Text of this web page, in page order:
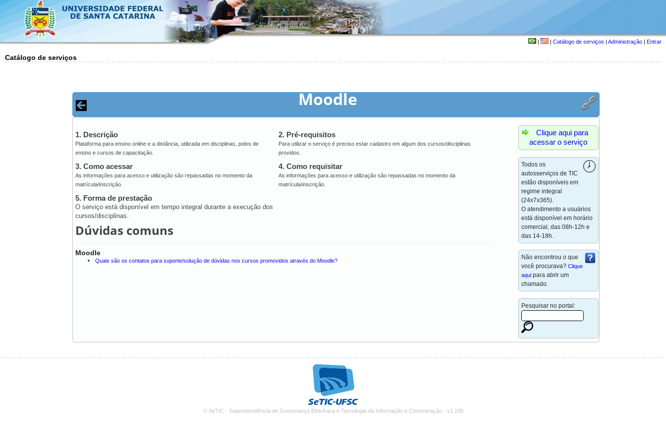
| | Catálogo de serviços | Administração | Entrar
Catálogo de serviços
Moodle
Clique aqui para
acessar o serviço
Todos os
autosserviços de TIC
estão disponíveis em
regime integral
(24x7x365).
O atendimento a usuários
está disponível em horário
comercial, das 08h-12h e
das 14-18h.
Não encontrou o que
você procurava? Clique
aquipara abrir um
chamado.
Pesquisar no portal:
1. Descrição
Plataforma para ensinoonline e a distância, utilizada em disciplinas, polos de
ensino e cursos de capacitação.
2. Pré-requisitos
Para utilizar o serviço é preciso estar cadastro em algum dos cursos/disciplinas
providos.
3. Como acessar
As informações para acesso e utilização são repassadas no momento da
matrícula/inscrição.
4. Como requisitar
As informações para acesso e utilização são repassadas no momento da
matrícula/inscrição.
5. Forma de prestação
O serviço está disponível em tempo integral durante a execução dos
cursos/disciplinas.
Dúvidas comuns
Moodle
Quais são os contatos para suporte/solução de dúvidas nos cursos promovidos através do Moodle?
© SeTIC - Superintendência de Governança Eletrônica e Tecnologia da Informação e Comunicação- v1.100